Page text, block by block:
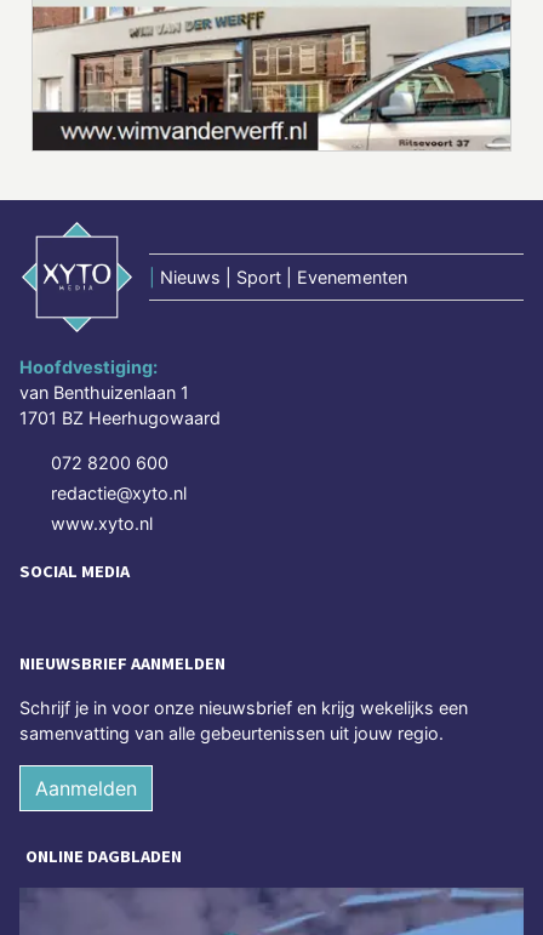
Nieuws | Sport | Evenementen
Hoofdvestiging:
van Benthuizenlaan 1
1701 BZ Heerhugowaard
072 8200 600
redactie@xyto.nl
www.xyto.nl
SOCIAL MEDIA
NIEUWSBRIEF AANMELDEN
Schrijf je in voor onze nieuwsbrief en krijg wekelijks een
samenvatting van alle gebeurtenissen uit jouw regio.
Aanmelden
ONLINE DAGBLADEN